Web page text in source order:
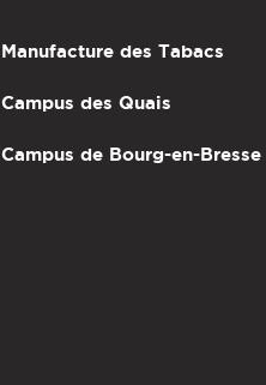
Manufacture des Tabacs
Campus des Quais
Campus de Bourg-en-Bresse